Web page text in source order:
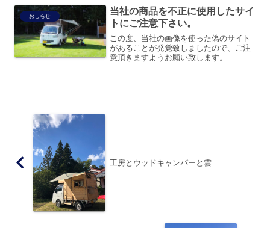
おしらせ
当社の商品を不正に使用したサイ
トにご注意下さい。
この度、当社の画像を使った偽のサイト
があることが発覚致しましたので、ご注
意頂きますようお願い致します。
工房とウッドキャンパーと雲